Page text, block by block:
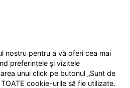
nostru pentru a vă oferi cea mai
preferințele și vizitele
unui click pe butonul „Sunt de
cookie-urile să fie utilizate.